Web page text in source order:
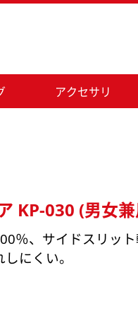
アクセサリ
KP-030 (男女
％、サイドスリッ
にくい。